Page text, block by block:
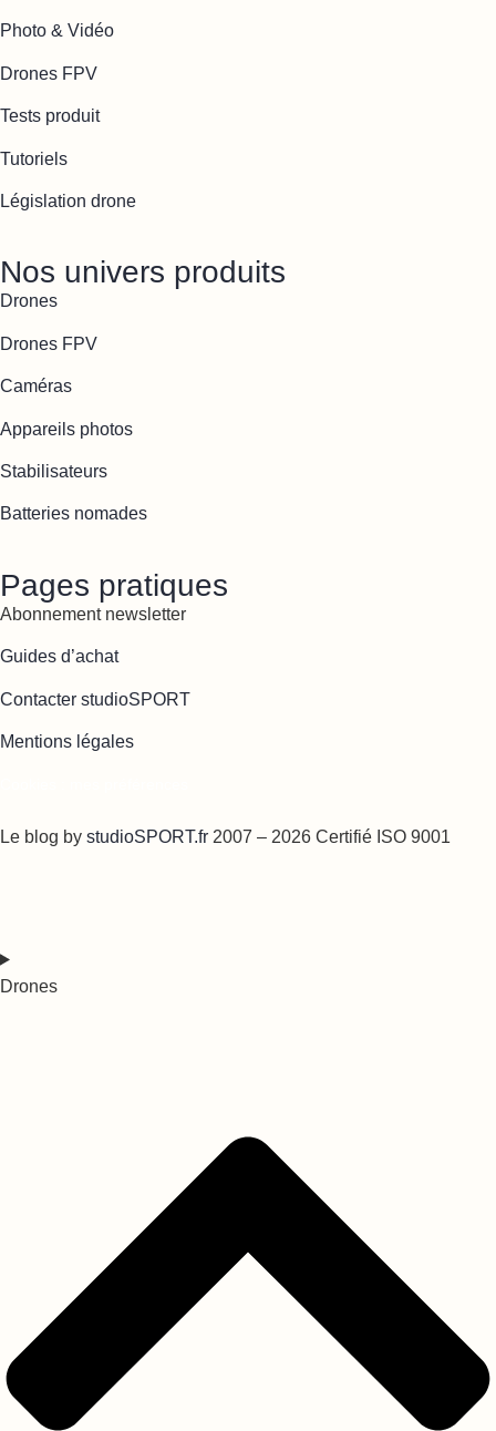
Photo & Vidéo
Drones FPV
Tests produit
Tutoriels
Législation drone
Nos univers produits
Drones
Drones FPV
Caméras
Appareils photos
Stabilisateurs
Batteries nomades
Pages pratiques
Abonnement newsletter
Guides d’achat
Contacter studioSPORT
Mentions légales
Le blog by studioSPORT.fr 2007 – 2026 Certifié ISO 9001
Drones